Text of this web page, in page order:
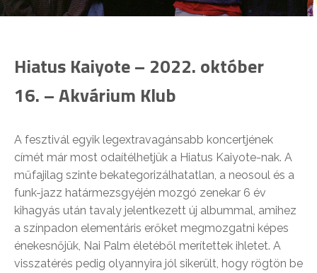
Hiatus Kaiyote – 2022. október
16. – Akvárium Klub
A fesztivál egyik legextravagánsabb koncertjének
címét már most odaítélhetjük a Hiatus Kaiyote-nak. A
műfajilag szinte bekategorizálhatatlan, a neosoul és a
funk-jazz határmezsgyéjén mozgó zenekar 6 év
kihagyás után tavaly jelentkezett új albummal, amihez
a színpadon elementáris erőket megmozgatni képes
énekesnőjük, Nai Palm életéből merítettek ihletet. A
visszatérés pedig olyannyira jól sikerült, hogy rögtön be